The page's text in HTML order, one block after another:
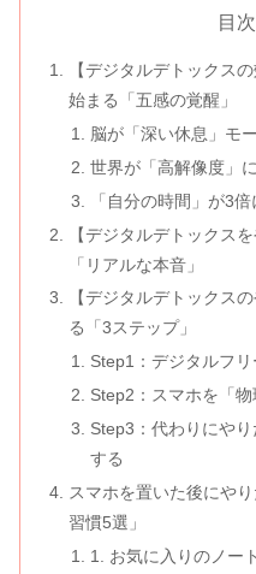
目次
【デジタルデトックス
始まる「五感の覚醒」
脳が「深い休息」モ
世界が「高解像度」
「自分の時間」が3
【デジタルデトックス
「リアルな本音」
【デジタルデトックス
る「3ステップ」
Step1：デジタルフ
Step2：スマホを「
Step3：代わりにや
する
スマホを置いた後にや
習慣5選」
1. お気に入りのノー